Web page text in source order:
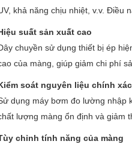
khả năng chịu nhiệt, v.v. Điều
suất sản xuất cao
chuyền sử dụng thiết bị ép
của màng, giúp giảm chi phí
soát nguyên liệu chính xác
dụng máy bơm đo lường nhập
lượng màng ổn định và giảm
chỉnh tính năng của màng